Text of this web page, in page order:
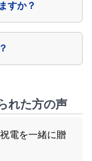
すか？
れた方の声
電を一緒に贈